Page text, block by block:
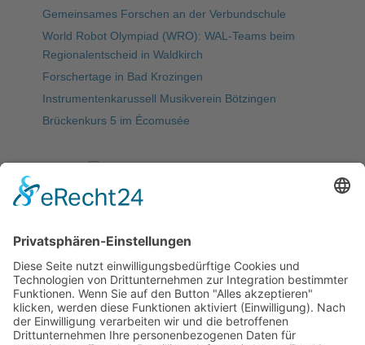
Gemeinsames Forschen an der Verbundschule
World Robot Olympiad (WRO): WAL-Teams beim
Regionalentscheid in Waldkirch
Forschertage in Bad Krozingen
Instrumentenkarussell Musikverein Bötzingen
Brückenkurs 5 im Écomusée
5. WAL-Hackdays: letzte Vorbereitungen für den
„Marktplatz“ & Publikumspreis
Startseite
Allgemeine Informationen